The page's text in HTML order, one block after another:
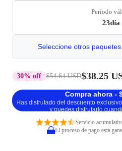
Período
23día
Seleccione otros
30% off $54.64 USD$38.25
Compra ahora -
Has disfrutado del descuento
y puedes disfrutarlo
Servicio
El proceso de pago está